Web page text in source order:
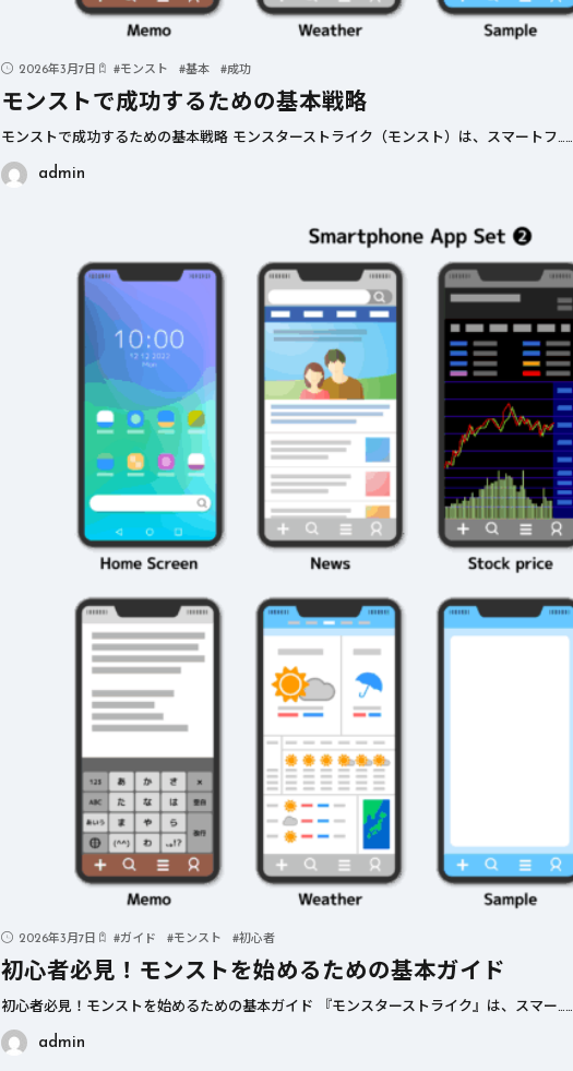
2026年3月7日 #モンスト #基本 #成功
モンストで成功するための基本戦略
モンストで成功するための基本戦略 モンスターストライク（モンスト）は、スマートフ……
admin
2026年3月7日 #ガイド #モンスト #初心者
初心者必見！モンストを始めるための基本ガイド
初心者必見！モンストを始めるための基本ガイド 『モンスターストライク』は、スマー……
admin